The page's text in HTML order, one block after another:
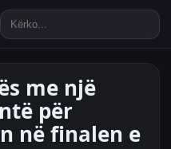
me një
për
në finalen e